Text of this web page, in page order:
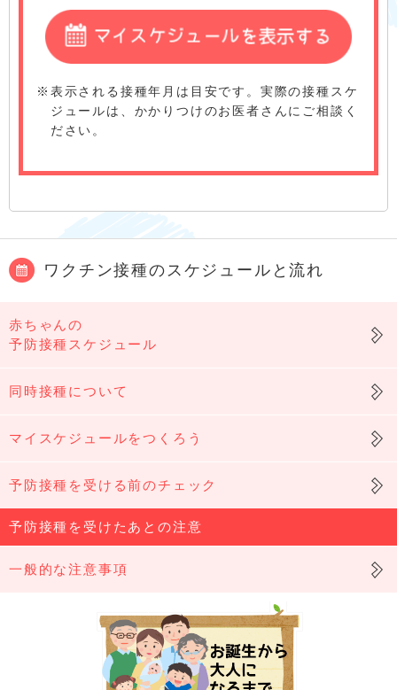
※ 表示される接種年月は目安です。実際の接種スケ
ジュールは、かかりつけのお医者さんにご相談く
ださい。
ワクチン接種のスケジュールと流れ
赤ちゃんの
予防接種スケジュール
同時接種について
マイスケジュールをつくろう
予防接種を受ける前のチェック
予防接種を受けたあとの注意
一般的な注意事項